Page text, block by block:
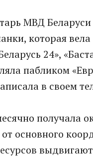
МВД
которая
24»,
пабликом
в своем
получала
основного